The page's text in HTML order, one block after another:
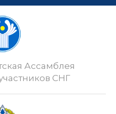
Ассамблея
СНГ